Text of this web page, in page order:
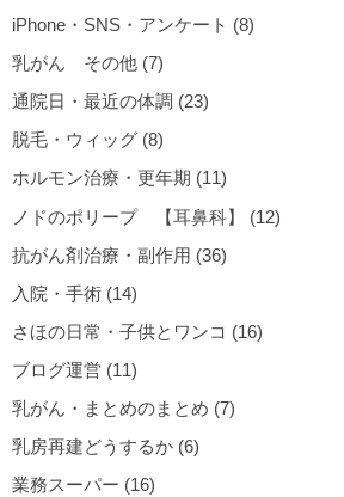
iPhone・SNS・アンケート (8)
乳がん その他 (7)
通院日・最近の体調 (23)
脱毛・ウィッグ (8)
ホルモン治療・更年期 (11)
ノドのポリープ 【耳鼻科】 (12)
抗がん剤治療・副作用 (36)
入院・手術 (14)
さほの日常・子供とワンコ (16)
ブログ運営 (11)
乳がん・まとめのまとめ (7)
乳房再建どうするか (6)
業務スーパー (16)